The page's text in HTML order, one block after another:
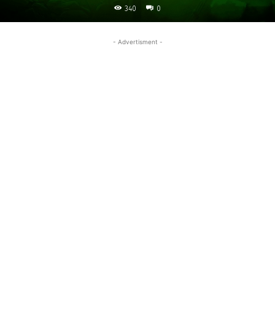
340 0
- Advertisment -